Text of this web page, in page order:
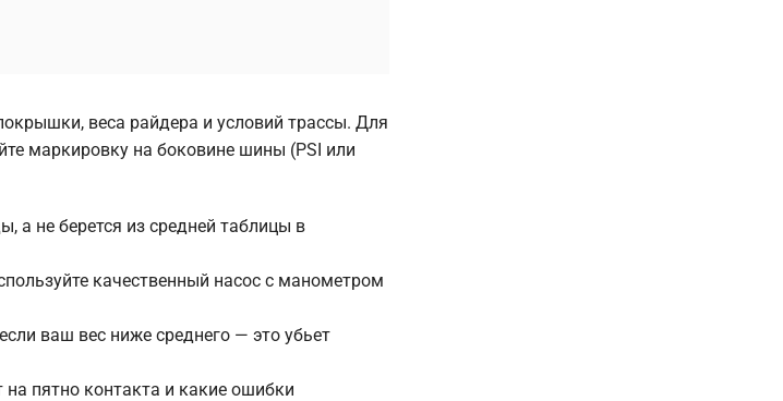
веса райдера и условий трассы. Для
маркировку на боковине шины (PSI или
а не берется из средней таблицы в
качественный насос с манометром
ваш вес ниже среднего — это убьет
пятно контакта и какие ошибки